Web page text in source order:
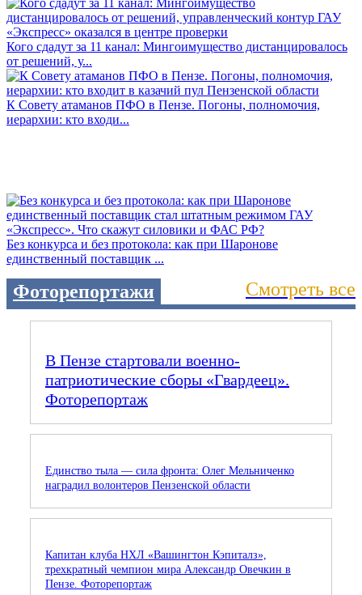
Кого сдадут за 11 канал: Мингоимущество дистанцировалось
от решений, у...
К Совету атаманов ПФО в Пензе. Погоны, полномочия,
иерархии: кто входи...
Без конкурса и без протокола: как при Шаронове
единственный поставщик ...
Фоторепортажи Смотреть все
В Пензе стартовали военно-
патриотические сборы «Гвардеец».
Фоторепортаж
Единство тыла — сила фронта: Олег Мельниченко
наградил волонтеров Пензенской области
Капитан клуба НХЛ «Вашингтон Кэпиталз»,
трехкратный чемпион мира Александр Овечкин в
Пензе. Фоторепортаж